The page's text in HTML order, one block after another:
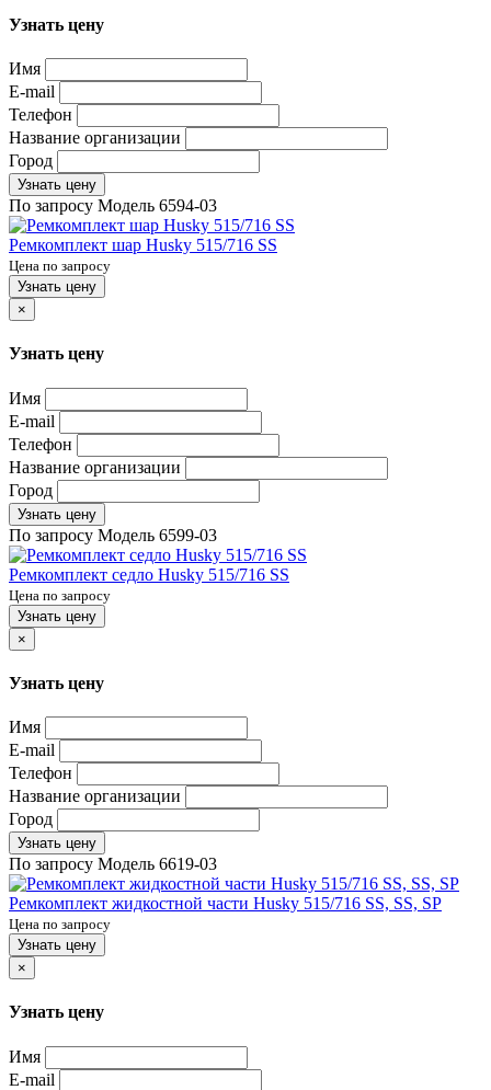
Узнать цену
Имя
E-mail
Телефон
Название организации
Город
Узнать цену
По запросу Модель 6594-03
Ремкомплект шар Husky 515/716 SS
Цена по запросу
Узнать цену
×
Узнать цену
Имя
E-mail
Телефон
Название организации
Город
Узнать цену
По запросу Модель 6599-03
Ремкомплект седло Husky 515/716 SS
Цена по запросу
Узнать цену
×
Узнать цену
Имя
E-mail
Телефон
Название организации
Город
Узнать цену
По запросу Модель 6619-03
Ремкомплект жидкостной части Husky 515/716 SS, SS, SP
Цена по запросу
Узнать цену
×
Узнать цену
Имя
E-mail